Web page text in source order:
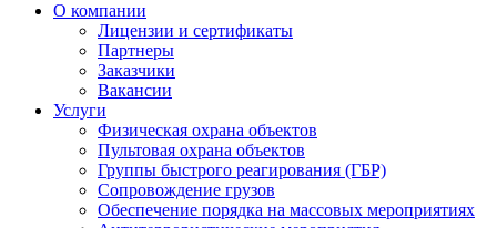
О компании
Лицензии и сертификаты
Партнеры
Заказчики
Вакансии
Услуги
Физическая охрана объектов
Пультовая охрана объектов
Группы быстрого реагирования (ГБР)
Сопровождение грузов
Обеспечение порядка на массовых мероприятиях